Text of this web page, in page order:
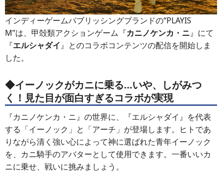
インディーゲームパブリッシングブランドの“PLAYIS
M”は、甲殻類アクションゲーム『カニノケンカ・ニ』にて
『エルシャダイ』とのコラボコンテンツの配信を開始しま
した。
◆イーノックがカニに乗る…いや、しがみつ
く！見た目が面白すぎるコラボが実現
『カニノケンカ・ニ』の世界に、『エルシャダイ』を代表
する「イーノック」と「アーチ」が登場します。ヒトであ
りながら清く強い心によって神に選ばれた青年イーノック
を、カニ騎手のアバターとして使用できます。一番いいカ
ニに乗せ、戦いに挑みましょう。